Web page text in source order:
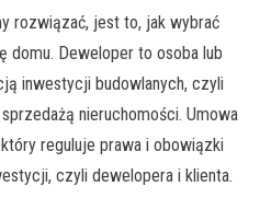
rozwiązać, jest to, jak wybrać
domu. Deweloper to osoba lub
inwestycji budowlanych, czyli
nieruchomości. Umowa
reguluje prawa i obowiązki
czyli dewelopera i klienta.